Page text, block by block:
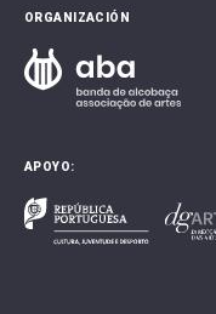
ORGANIZACIÓN
APOYO: